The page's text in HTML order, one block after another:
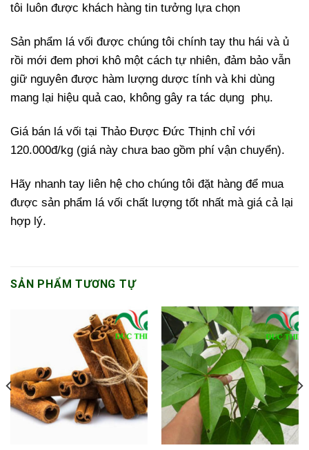
tôi luôn được khách hàng tin tưởng lựa chọn
Sản phẩm lá vối được chúng tôi chính tay thu hái và ủ
rồi mới đem phơi khô một cách tự nhiên, đảm bảo vẫn
giữ nguyên được hàm lượng dược tính và khi dùng
mang lại hiệu quả cao, không gây ra tác dụng phụ.
Giá bán lá vối tại Thảo Được Đức Thịnh chỉ với
120.000đ/kg (giá này chưa bao gồm phí vận chuyển).
Hãy nhanh tay liên hệ cho chúng tôi đặt hàng để mua
được sản phẩm lá vối chất lượng tốt nhất mà giá cả lại
hợp lý.
SẢN PHẨM TƯƠNG TỰ